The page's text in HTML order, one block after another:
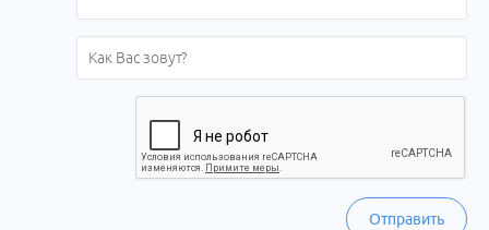
Отправить